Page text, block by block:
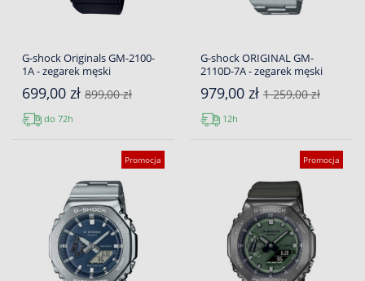
G-shock Originals GM-2100-
1A - zegarek męski
699,00 zł 899,00 zł
do 72h
G-shock ORIGINAL GM-
2110D-7A - zegarek męski
979,00 zł 1 259,00 zł
12h
Promocja Promocja